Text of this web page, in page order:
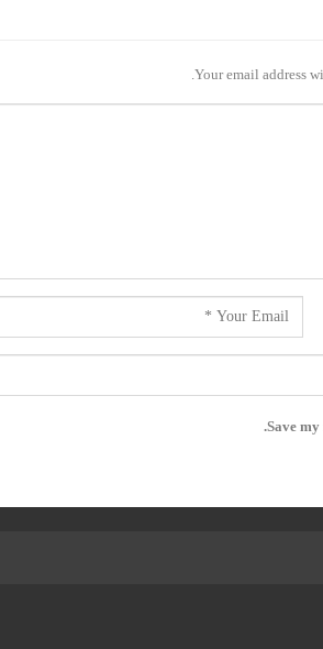
Your email address
Save